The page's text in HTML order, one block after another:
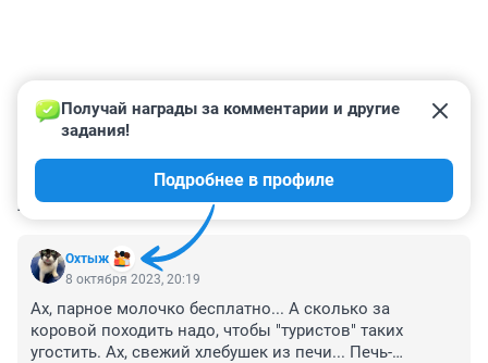
КОММЕНТАРИИ 10
Охтыж
Получай награды за комментарии и другие
задания!
Подробнее в профиле
8 октября 2023, 20:19
Ах, парное молочко бесплатно... А сколько за
коровой походить надо, чтобы "туристов" таких
угостить. Ах, свежий хлебушек из печи... Печь-